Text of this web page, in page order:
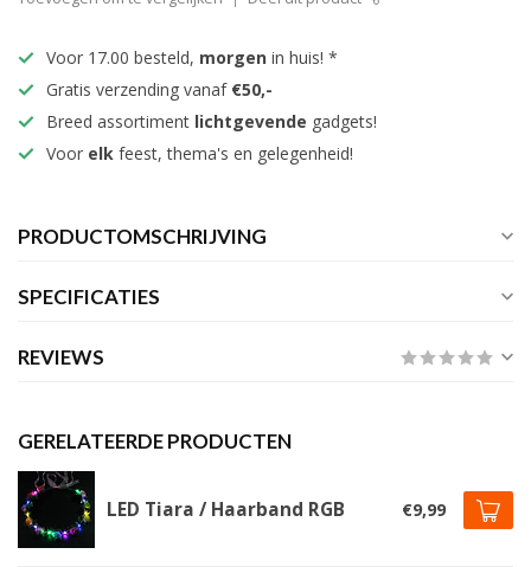
Voor 17.00 besteld, morgen in huis! *
Gratis verzending vanaf €50,-
Breed assortiment lichtgevende gadgets!
Voor elk feest, thema's en gelegenheid!
PRODUCTOMSCHRIJVING
SPECIFICATIES
REVIEWS
GERELATEERDE PRODUCTEN
LED Tiara / Haarband RGB €9,99